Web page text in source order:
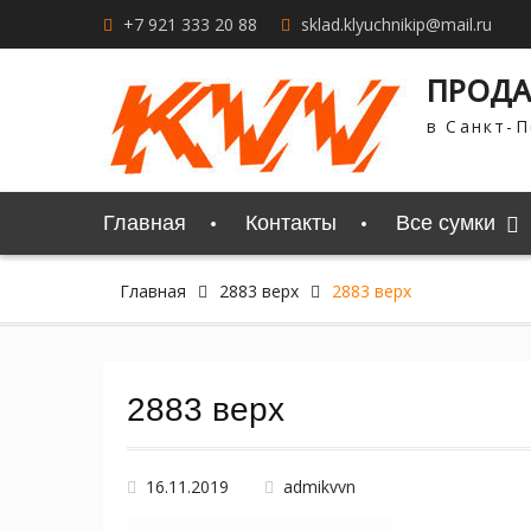
+7 921 333 20 88 sklad.klyuchnikip@mail.ru
в Санкт-
Главная Контакты Все сумки
Главная 2883 верх 2883 верх
2883 верх
16.11.2019 admikvvn